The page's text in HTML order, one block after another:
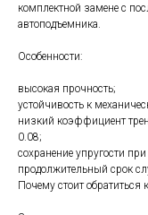
комплектной замене с
автоподъемника.
Особенности:
высокая прочность;
устойчивость к
низкий коэффициент
0.08;
сохранение упругости
продолжительный срок
Почему стоит обратиться